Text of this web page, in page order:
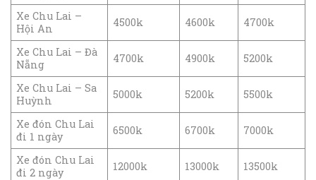
Xe Chu Lai –
Hội An
4500k 4600k 4700k
Xe Chu Lai – Đà
Nẵng
4700k 4900k 5200k
Xe Chu Lai – Sa
Huỳnh
5000k 5200k 5500k
Xe đón Chu Lai
đi 1 ngày
6500k 6700k 7000k
Xe đón Chu Lai
đi 2 ngày
12000k 13000k 13500k